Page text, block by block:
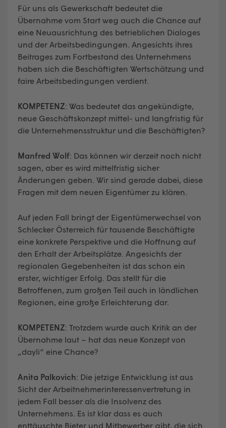
Für uns als Gewerkschaft bedeutet die
Übernahme vom Start weg auch die Chance auf
eine Neuausrichtung des betrieblichen Dialoges
und der Arbeitsbedingungen. Angesichts ihres
Beitrages zum Fortbestand des Unternehmens
haben sich die Beschäftigten Wertschätzung und
faire Arbeitsbedingungen verdient.
KOMPETENZ: Was bedeutet das angekündigte,
neue Geschäftskonzept mittel- und langfristig für
die Unternehmensstruktur und die Beschäftigten?
Manfred Wolf: Das können wir derzeit noch nicht
sagen, aber es wird mittelfristig sicher
Änderungen geben. Wir sind gerade dabei, diese
Fragen mit dem neuen Eigentümer zu klären.
Auf jeden Fall bringt der Eigentümerwechsel von
Schlecker Österreich für tausende Beschäftigte
eine konkrete Perspektive und die Hoffnung auf
den Erhalt der Arbeitsplätze. Angesichts der
regionalen Gegebenheiten ist das schon ein
erster, wichtiger Erfolg. Das stellt für die
Betroffenen, zum großen Teil auch in ländlichen
Regionen, eine große Erleichterung dar.
KOMPETENZ: Trotzdem wurde auch Kritik an der
Übernahme laut – hat das neue Konzept von
„dayli“ eine Chance?
Anita Palkovich: Die jetzige Entwicklung ist aus
Sicht der Arbeitnehmerinteressenvertretung in
jedem Fall besser als die Insolvenz des
Unternehmens. Es ist klar dass es auch
enttäuschte Bieter und Mitbewerber gibt, die sich